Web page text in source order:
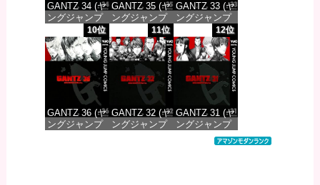
GANTZ 34 (ヤ
ングジャンプ
コミックス
DIGITAL)
価格：¥100
GANTZ 35 (ヤ
ングジャンプ
コミックス
DIGITAL)
価格：¥100
GANTZ 33 (ヤ
ングジャンプ
コミックス
DIGITAL)
価格：¥100
10位
GANTZ 36 (ヤ
ングジャンプ
11位
GANTZ 32 (ヤ
ングジャンプ
12位
GANTZ 31 (ヤ
ングジャンプ
コミックス